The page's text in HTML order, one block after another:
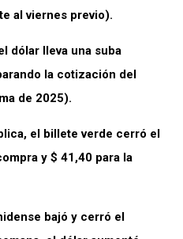
al viernes previo).
dólar lleva una suba
la cotización del
de 2025).
el billete verde cerró el
y $ 41,40 para la
bajó y cerró el